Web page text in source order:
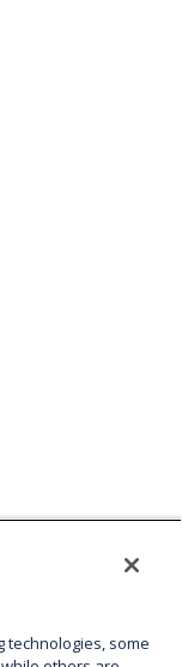
technologies, some